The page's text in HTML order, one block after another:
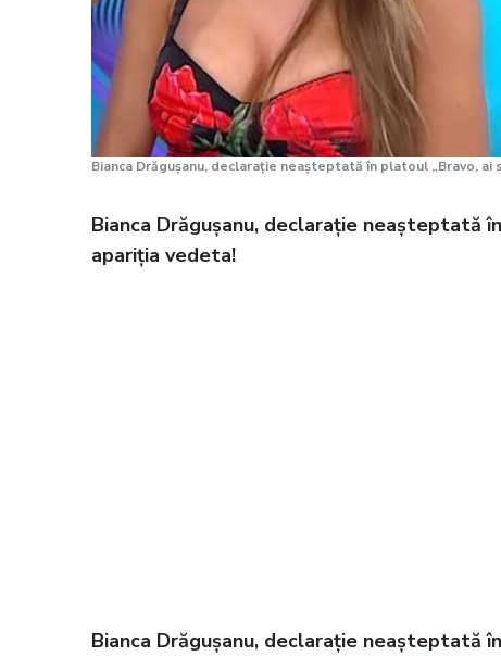
Bianca Drăgușanu, declarație neașteptată în platoul „Bravo, ai
Bianca Drăgușanu, declarație neașteptată
apariția vedeta!
Bianca Drăgușanu, declarație neașteptată